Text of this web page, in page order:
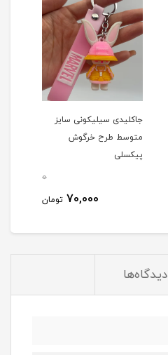
جاکلیدی سیلیکونی سایز
متوسط طرح خرگوش
پیکسلی
0
70,000 تومان
دیدگاه‌ها